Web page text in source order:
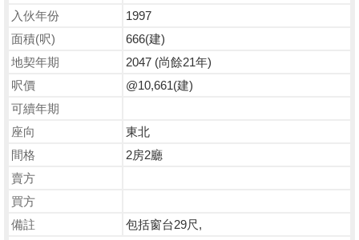
入伙年份
1997
面積(呎)
666(建)
地契年期
2047 (尚餘21年)
呎價
@10,661(建)
可續年期
座向
東北
間格
2房2廳
賣方
買方
備註
包括窗台29尺,